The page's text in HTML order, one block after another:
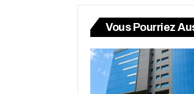
Vous Pourriez